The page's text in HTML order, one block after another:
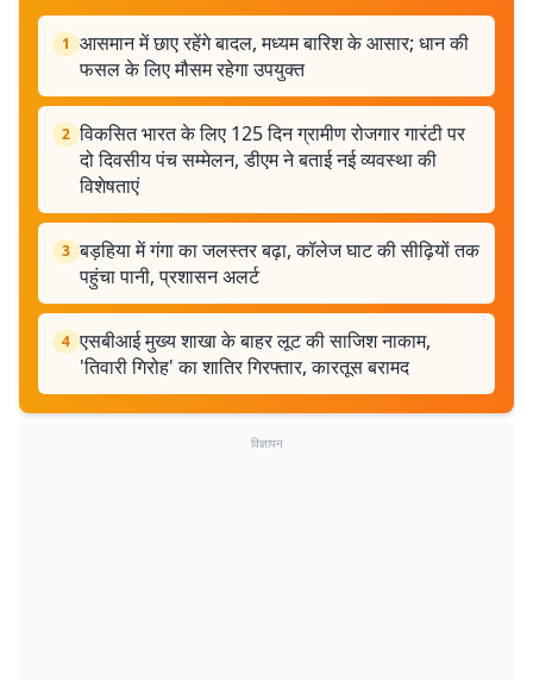
1 आसमान में छाए रहेंगे बादल, मध्यम बारिश के आसार; धान की
फसल के लिए मौसम रहेगा उपयुक्त
2 विकसित भारत के लिए 125 दिन ग्रामीण रोजगार गारंटी पर
दो दिवसीय पंच सम्मेलन, डीएम ने बताई नई व्यवस्था की
विशेषताएं
3 बड़हिया में गंगा का जलस्तर बढ़ा, कॉलेज घाट की सीढ़ियों तक
पहुंचा पानी, प्रशासन अलर्ट
4 एसबीआई मुख्य शाखा के बाहर लूट की साजिश नाकाम,
'तिवारी गिरोह' का शातिर गिरफ्तार, कारतूस बरामद
विज्ञापन